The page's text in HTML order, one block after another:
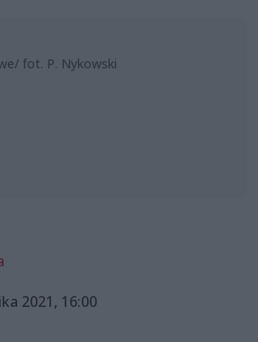
fot. P. Nykowski
2021, 16:00